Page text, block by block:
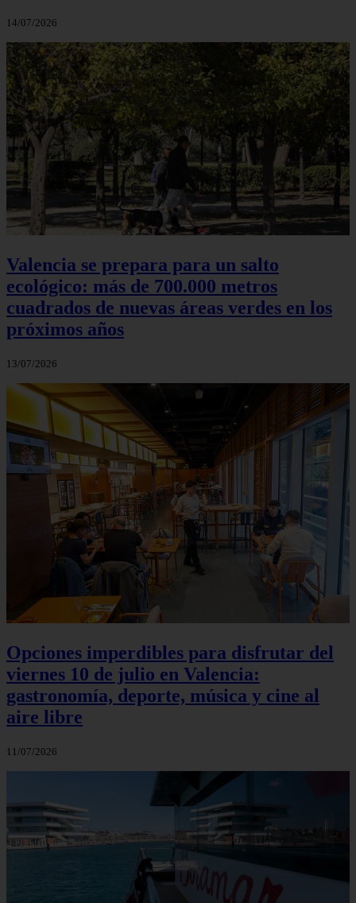
14/07/2026
Valencia se prepara para un salto
ecológico: más de 700.000 metros
cuadrados de nuevas áreas verdes en los
próximos años
13/07/2026
Opciones imperdibles para disfrutar del
viernes 10 de julio en Valencia:
gastronomía, deporte, música y cine al
aire libre
11/07/2026